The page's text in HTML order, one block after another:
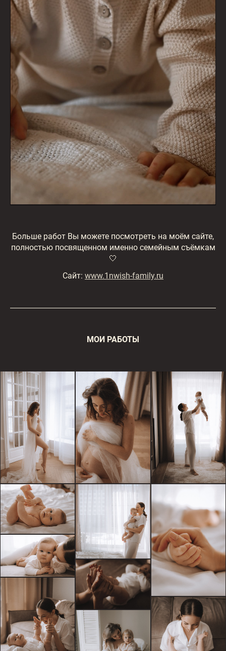
Больше работ Вы можете посмотреть на моём сайте,
полностью посвященном именно семейным съёмкам
🤍
Сайт: www.1nwish-family.ru
МОИ РАБОТЫ